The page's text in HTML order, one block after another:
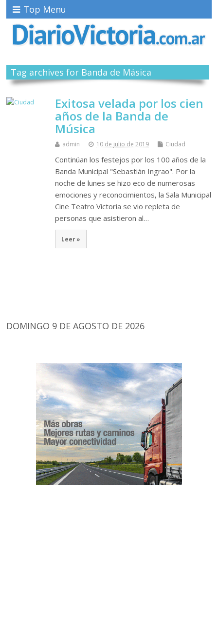
Top Menu
Tag archives for Banda de Másica
Exitosa velada por los cien
años de la Banda de
Música
admin 10 de julio de 2019 Ciudad
Continúan los festejos por los 100 años de la
Banda Municipal "Sebastián Ingrao". Por la
noche de lunes se hizo eco de numerosas
emociones y reconocimientos, la Sala Municipal
Cine Teatro Victoria se vio repleta de
personas que asistieron al…
Leer »
DOMINGO 9 DE AGOSTO DE 2026